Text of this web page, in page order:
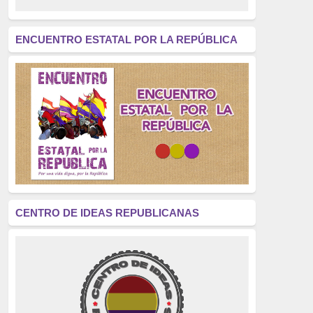
América Latina
(305)
Exhumación
(304)
Golpe de Estado
(304)
Brigadas Internacionales
(303)
pensamiento
(294)
Revisionismo
(289)
La Transición
(275)
educación pública
(270)
La Izquierda
(260)
ENCUENTRO ESTATAL POR LA REPÚBLICA
CENTRO DE IDEAS REPUBLICANAS